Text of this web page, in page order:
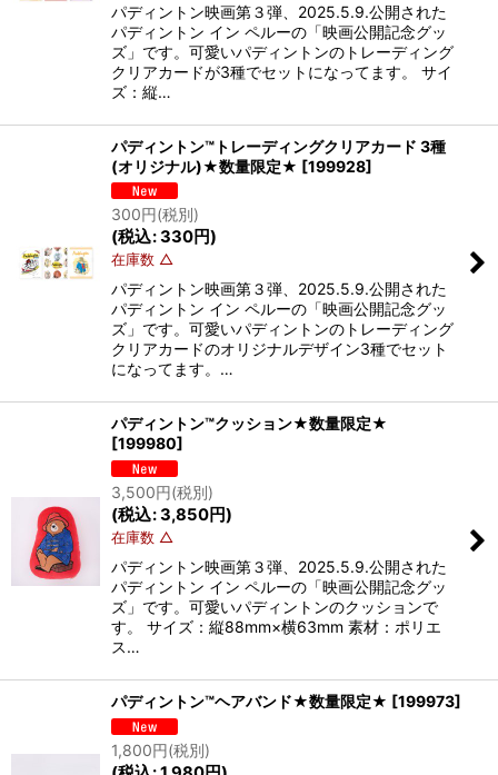
パディントン映画第３弾、2025.5.9.公開された
パディントン イン ペルーの「映画公開記念グッ
ズ」です。可愛いパディントンのトレーディング
クリアカードが3種でセットになってます。 サイ
ズ：縦…
パディントン™トレーディングクリアカード 3種
(オリジナル)★数量限定★ [199928]
300円(税別)
(税込:330円)
在庫数 △
パディントン映画第３弾、2025.5.9.公開された
パディントン イン ペルーの「映画公開記念グッ
ズ」です。可愛いパディントンのトレーディング
クリアカードのオリジナルデザイン3種でセット
になってます。…
パディントン™クッション★数量限定★
[199980]
3,500円(税別)
(税込:3,850円)
在庫数 △
パディントン映画第３弾、2025.5.9.公開された
パディントン イン ペルーの「映画公開記念グッ
ズ」です。可愛いパディントンのクッションで
す。 サイズ：縦88mm×横63mm 素材：ポリエ
ス…
パディントン™ヘアバンド★数量限定★ [199973]
1,800円(税別)